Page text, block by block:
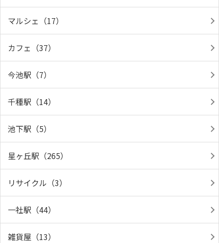
マルシェ（17）
カフェ（37）
今池駅（7）
千種駅（14）
池下駅（5）
星ヶ丘駅（265）
リサイクル（3）
一社駅（44）
雑貨屋（13）